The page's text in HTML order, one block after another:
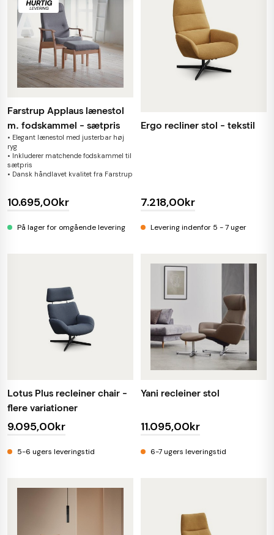
Farstrup Applaus lænestol
m. fodskammel - sætpris
• Elegant lænestol med justerbar høj
ryg
• Inkluderer matchende fodskammel til
sætpris
• Dansk håndlavet kvalitet fra Farstrup
10.695,00kr
På lager for omgående levering
Ergo recliner stol - tekstil
7.218,00kr
Levering indenfor 5 - 7 uger
Lotus Plus recleiner chair -
flere variationer
9.095,00kr
5-6 ugers leveringstid
Yani recleiner stol
11.095,00kr
6-7 ugers leveringstid